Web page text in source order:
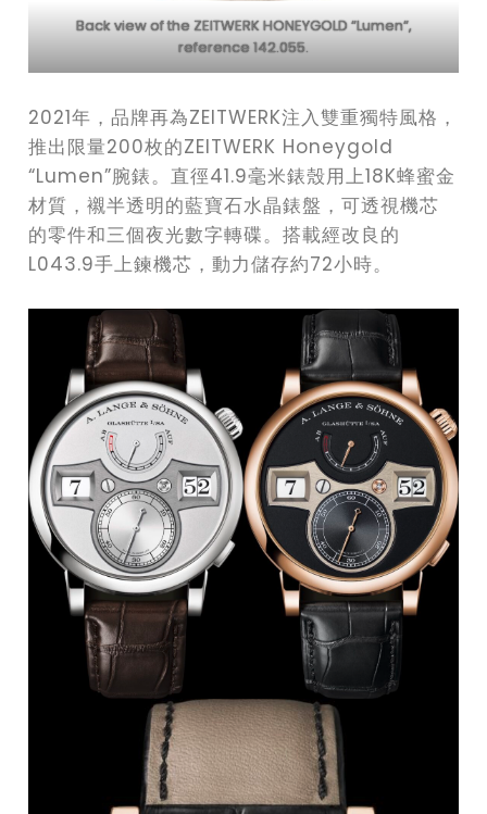
Back view of the ZEITWERK HONEYGOLD “Lumen“,
reference 142.055.
2021年，品牌再為ZEITWERK注入雙重獨特風格，
推出限量200枚的ZEITWERK Honeygold
“Lumen”腕錶。直徑41.9毫米錶殼用上18K蜂蜜金
材質，襯半透明的藍寶石水晶錶盤，可透視機芯
的零件和三個夜光數字轉碟。搭載經改良的
L043.9手上鍊機芯，動力儲存約72小時。